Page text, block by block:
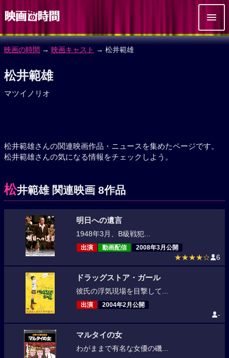
映画の時間 → 映画キャスト → 松井範雄
松井範雄
マツイノリオ
松井範雄さんの関連映画作品・ニュースを集めたページです。
松井範雄さんの気になる情報をチェックしよう。
松井範雄 関連映画 8作品
明日への遺言
1948年3月、B級戦犯...
出演 動画配信 2008年3月公開
★★★★☆ 6
ドラッグストア・ガール
彼氏の浮気現場を目撃して...
出演 2004年2月公開
-
マルタイの女
わがままで有名な女優の磯...